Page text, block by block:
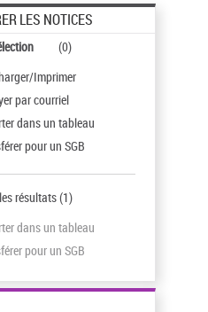
LES NOTICES
(0)
Imprimer
par courriel
dans un tableau
pour un SGB
résultats(1)
dans un tableau
pour un SGB